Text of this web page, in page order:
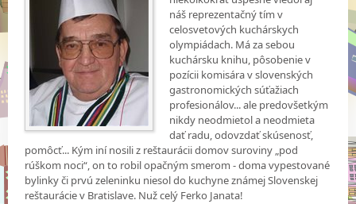
náš reprezentačný tím v
celosvetových kuchárskych
olympiádach. Má za sebou
kuchársku knihu, pôsobenie v
pozícii komisára v slovenských
gastronomických súťažiach
profesionálov... ale predovšetkým
nikdy neodmietol a neodmieta
dať radu, odovzdať skúsenosť,
pomôcť... Kým iní nosili z reštaurácii domov suroviny „pod
rúškom noci“, on to robil opačným smerom - doma vypestované
bylinky či prvú zeleninku niesol do kuchyne známej Slovenskej
reštaurácie v Bratislave. Nuž celý Ferko Janata!